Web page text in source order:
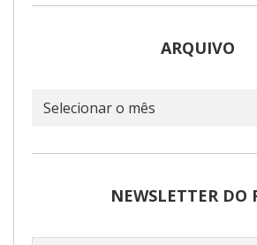
ARQUIVO
Arquivo
NEWSLETTER DO